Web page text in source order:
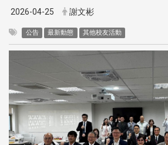
2026-04-25 謝文彬
公告 最新動態 其他校友活動